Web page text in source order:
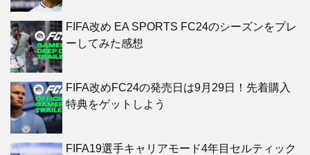
FIFA改め EA SPORTS FC24のシーズンをプレ
ーしてみた感想
FIFA改めFC24の発売日は9月29日！先着購入
特典をゲットしよう
FIFA19選手キャリアモード4年目セルティック